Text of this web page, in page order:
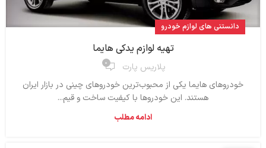
دانستنی های لوازم خودرو
تهیه لوازم یدکی هایما
پلاریس پارت ۰
خودروهای هایما یکی از محبوب‌ترین خودروهای چینی در بازار ایران
هستند. این خودروها با کیفیت ساخت و قیم...
ادامه مطلب